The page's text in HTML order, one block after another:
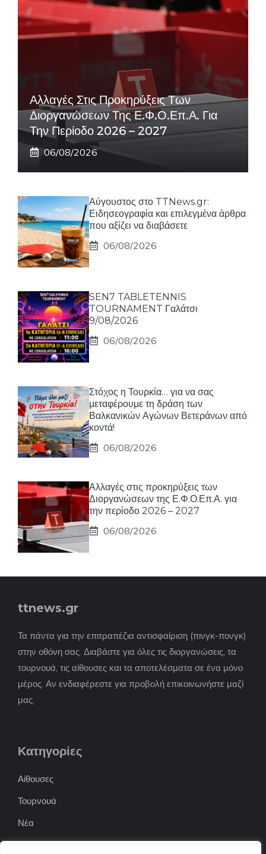
Αλλαγές Στις Προκηρύξεις Των
Διοργανώσεων Της Ε.Φ.Ο.Επ.Α. Για
Την Περίοδο 2026 – 2027
06/08/2026
Αύγουστος στο TTNews.gr:
Ειδησεογραφία και επιλεγμένα άρθρα
που αξίζει να διαβάσετε
06/08/2026
SEN7 TABLETENNIS
TOURNAMENT Γαλάτσι
9/08/2026
06/08/2026
Στόχος η Τουρκία… για να σας
μεταφέρουμε τη δράση των
Βαλκανικών Αγώνων Βετεράνων από
κοντά!
06/08/2026
Αλλαγές στις προκηρύξεις των
Διοργανώσεων της Ε.Φ.Ο.Επ.Α. για
την περίοδο 2026 – 2027
06/08/2026
ttnews.gr
Τα πάντα για την επιτραπέζια αντισφαίριση (πινγκ-πονγκ)
στην οθόνη σας. Διαβάστε για όλες τις διοργανώσεις, τα
τουρνουά, τις αίθουσες και τα αποτελέσματα σε ένα μόνο
μέρος. Αν ενδιαφέρεστε για προβολή επικοινωνήστε μαζί
μας.
Κατηγορίες
Αίθουσες
Τουρνουά
Νέα
Επιχειρήσεις